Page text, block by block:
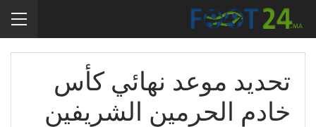
تحديد موعد نهائي كأس
خادم الحرمين الشريفين